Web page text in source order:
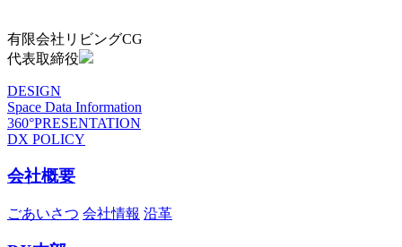
有限会社リビングCG
代表取締役
DESIGN
Space Data Information
360°PRESENTATION
DX POLICY
会社概要
ごあいさつ 会社情報 沿革